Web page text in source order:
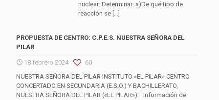
nuclear: Determinar: a)De qué tipo de
reacción se[…]
PROPUESTA DE CENTRO: C.P.E.S. NUESTRA SEÑORA DEL
PILAR
18 febrero 2024
60
NUESTRA SEÑORA DEL PILAR INSTITUTO «EL PILAR» CENTRO
CONCERTADO EN SECUNDARIA (E.S.O.) Y BACHILLERATO,
NUESTRA SEÑORA DEL PILAR («EL PILAR»): Información de